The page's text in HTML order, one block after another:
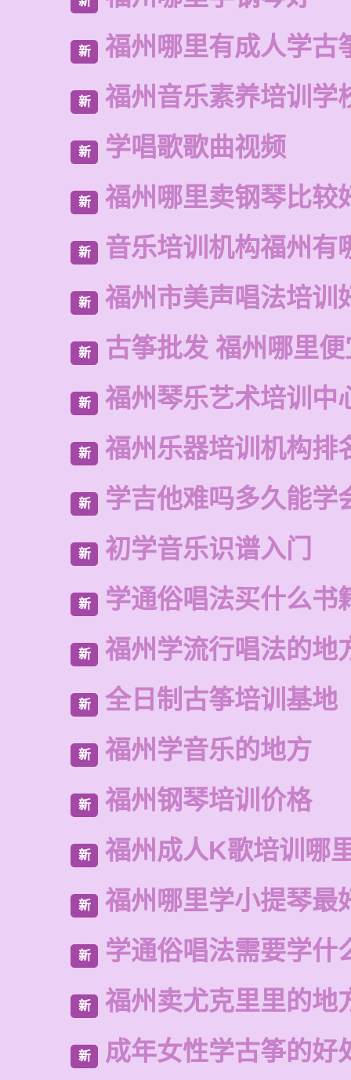
新 福州哪里有成人学古
新 福州音乐素养培训学
新 学唱歌歌曲视频
新 福州哪里卖钢琴比较
新 音乐培训机构福州有
新 福州市美声唱法培训
新 古筝批发 福州哪里
新 福州琴乐艺术培训中
新 福州乐器培训机构排
新 学吉他难吗多久能学
新 初学音乐识谱入门
新 学通俗唱法买什么书
新 福州学流行唱法的地
新 全日制古筝培训基地
新 福州学音乐的地方
新 福州钢琴培训价格
新 福州成人K歌培训哪
新 福州哪里学小提琴最
新 学通俗唱法需要学什
新 福州卖尤克里里的地
新 成年女性学古筝的好